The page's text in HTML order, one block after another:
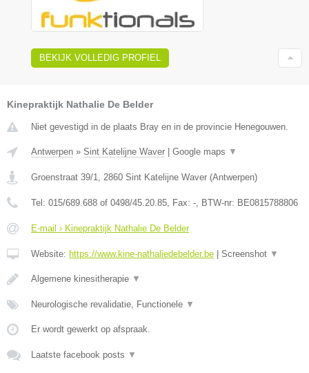
BEKIJK VOLLEDIG PROFIEL
Kinepraktijk Nathalie De Belder
Niet gevestigd in de plaats Bray en in de provincie Henegouwen.
Antwerpen » Sint Katelijne Waver Google maps ▼
Groenstraat 39/1, 2860 Sint Katelijne Waver (Antwerpen)
Tel: 015/689.688 of 0498/45.20.85, Fax: -, BTW-nr: BE0815788806
E-mail › Kinepraktijk Nathalie De Belder
Website: https://www.kine-nathaliedebelder.be Screenshot ▼
Algemene kinesitherapie ▼
Neurologische revalidatie, Functionele ▼
Er wordt gewerkt op afspraak.
Laatste facebook posts ▼